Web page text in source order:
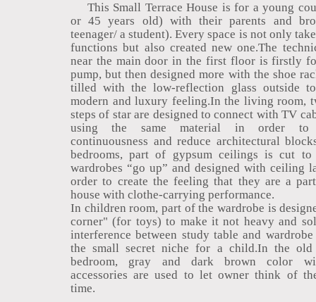
This Small Terrace House is for a young
or 45 years old) with their parents and
teenager/ a student). Every space is not only
functions but also created new one.The
near the main door in the first floor is firstly
pump, but then designed more with the shoe
tilled with the low-reflection glass outside
modern and luxury feeling.In the living room,
steps of star are designed to connect with TV
using the same material in order to
continuousness and reduce architectural
bedrooms, part of gypsum ceilings is cut
wardrobes “go up” and designed with ceiling
order to create the feeling that they are a
house with clothe-carrying performance.
In children room, part of the wardrobe is
corner" (for toys) to make it not heavy and
interference between study table and wardrobe
the small secret niche for a child.In the old
bedroom, gray and dark brown color
accessories are used to let owner think of
time.